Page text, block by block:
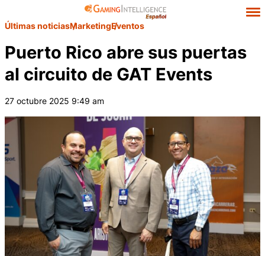
Últimas noticiasMarketingEventos
Puerto Rico abre sus puertas
al circuito de GAT Events
27 octubre 2025 9:49 am